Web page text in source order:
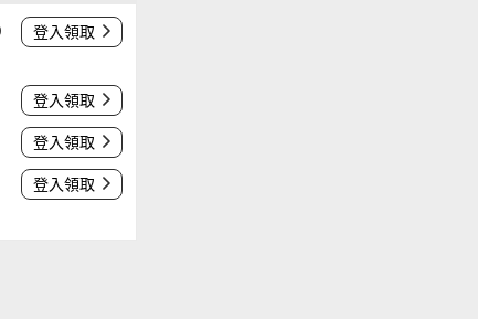
登入領取
登入領取
登入領取
登入領取